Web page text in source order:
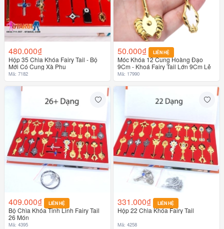
480.000₫
Hộp 35 Chìa Khóa Fairy Tail - Bộ
Mới Có Cung Xà Phu
Mã: 7182
50.000₫ LIÊN HỆ
Móc Khóa 12 Cung Hoàng Đạo
9Cm - Khoá Fairy Tail Lớn 9Cm Lẻ
Mã: 17990
409.000₫ LIÊN HỆ
Bộ Chìa Khóa Tinh Linh Fairy Tail
26 Món
Mã: 4395
331.000₫ LIÊN HỆ
Hộp 22 Chìa Khóa Fairy Tail
Mã: 4258